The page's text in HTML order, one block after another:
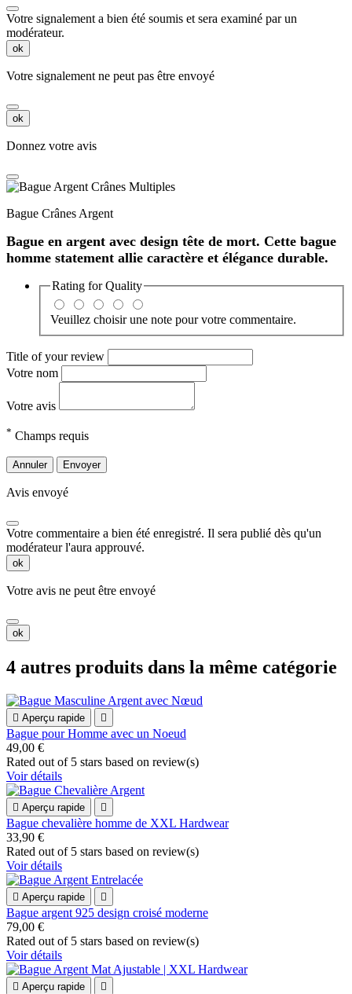
Votre signalement a bien été soumis et sera examiné par un
modérateur.
ok
Votre signalement ne peut pas être envoyé
ok
Donnez votre avis
Bague Crânes Argent
Bague en argent avec design tête de mort. Cette bague
homme statement allie caractère et élégance durable.
Rating forQuality
Veuillez choisir une note pour votre commentaire.
Title of your review
Votre nom
Votre avis
* Champs requis
Annuler Envoyer
Avis envoyé
Votre commentaire a bien été enregistré. Il sera publié dès qu'un
modérateur l'aura approuvé.
ok
Votre avis ne peut être envoyé
ok
4 autres produits dans la même catégorie
 Aperçu rapide 
Bague pour Homme avec un Noeud
49,00 €
Rated out of 5 stars based on review(s)
Voir détails
 Aperçu rapide 
Bague chevalière homme de XXL Hardwear
33,90 €
Rated out of 5 stars based on review(s)
Voir détails
 Aperçu rapide 
Bague argent 925 design croisé moderne
79,00 €
Rated out of 5 stars based on review(s)
Voir détails
 Aperçu rapide 